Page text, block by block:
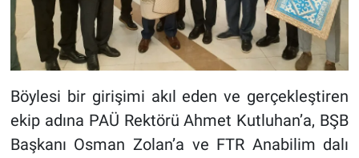
Böylesi bir girişimi akıl eden ve gerçekleştiren
ekip adına PAÜ Rektörü Ahmet Kutluhan’a, BŞB
Başkanı Osman Zolan’a ve FTR Anabilim dalı